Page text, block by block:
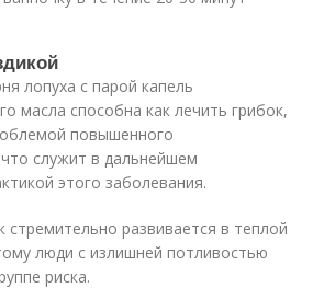
лопуха с парой капель
масла способна как лечить грибок,
повышенного
служит в дальнейшем
этого заболевания.
стремительно развивается в теплой
люди с излишней потливостью
риска.